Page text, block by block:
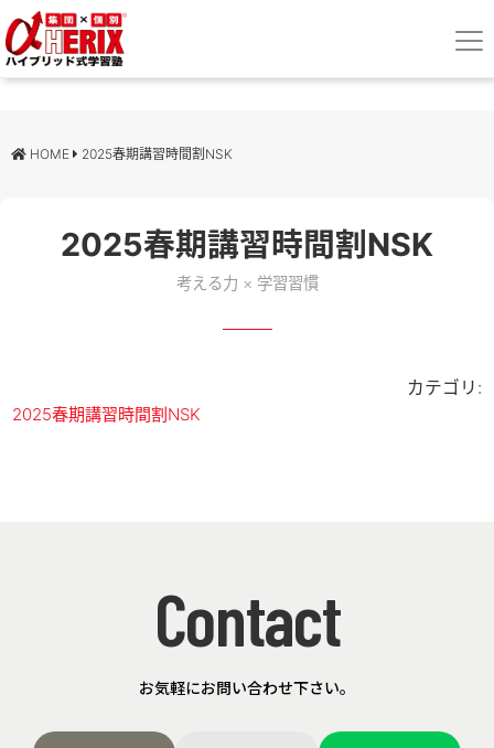
HOME 2025春期講習時間割NSK
2025春期講習時間割NSK
考える力 × 学習習慣
カテゴリ:
2025春期講習時間割NSK
Contact
お気軽にお問い合わせ下さい。